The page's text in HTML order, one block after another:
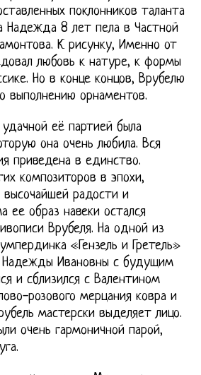
поклонников таланта
Надежда 8 лет пела в Частной
К рисунку, Именно от
любовь к натуре, к формы
Но в конце концов, Врубелю
выполнению орнаментов.
её партией была
она очень любила. Вся
приведена в единство.
композиторов в эпохи,
радости и
ее образ навеки остался
Врубеля. На одной из
«Гензель и Гретель»
Надежды Ивановны с будущим
и сблизился с Валентином
розового мерцания ковра и
мастерски выделяет лицо.
очень гармоничной парой,